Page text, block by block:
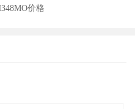
价格